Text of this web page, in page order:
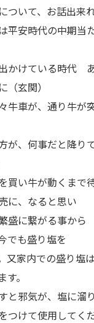
ついて、お話出来
平安時代の中期当
かけている時代
（玄関）
牛車が、通り牛が
が、何事だと降り
買い牛が動くま
に、なると思い
盛に繋がる事か
でも盛り塩を
又家内での盛り塩
。
と邪気が、塩に溜
つけて使用してく